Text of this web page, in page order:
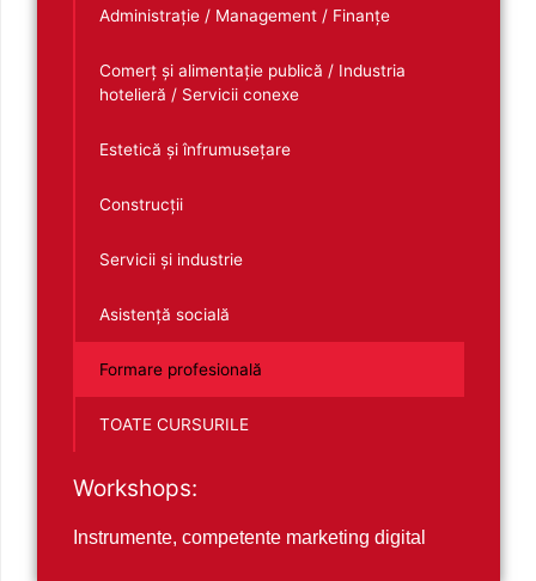
Administrație / Management / Finanțe
Comerț și alimentație publică / Industria
hotelieră / Servicii conexe
Estetică și înfrumusețare
Construcții
Servicii și industrie
Asistență socială
Formare profesională
TOATE CURSURILE
Workshops:
Instrumente, competente marketing digital